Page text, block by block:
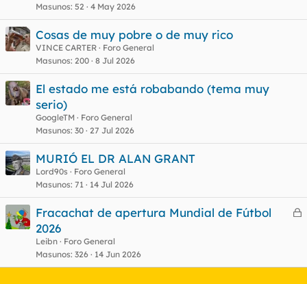
Masunos 52 4 May 2026
Cosas de muy pobre o de muy rico
VINCE CARTER
Foro General
Masunos 200 8 Jul 2026
El estado me está robabando (tema muy
serio)
GoogleTM
Foro General
Masunos 30 27 Jul 2026
MURIÓ EL DR ALAN GRANT
Lord90s
Foro General
Masunos 71 14 Jul 2026
C
a
Fracachat de apertura Mundial de Fútbol
2026
Leibn
Foro General
Masunos 326 14 Jun 2026